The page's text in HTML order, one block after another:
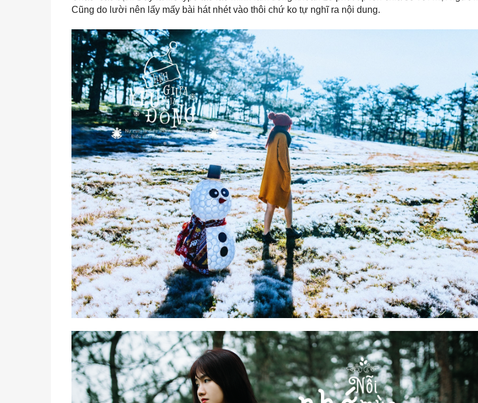
Cũng do lười nên lấy mấy bài hát nhét vào thôi chứ ko tự nghĩ ra nội dung.